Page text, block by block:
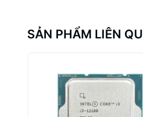
SẢN PHẨM LIÊN